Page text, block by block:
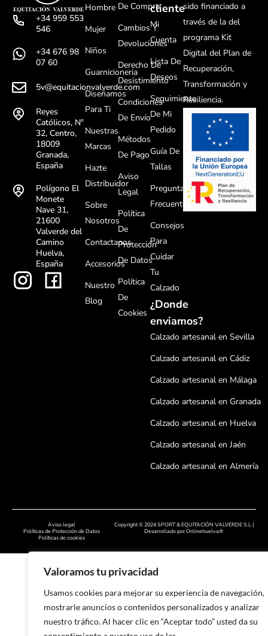
Valoramos tu privacidad
Usamos cookies para mejorar su experiencia de navegación,
mostrarle anuncios o contenidos personalizados y analizar
nuestro tráfico. Al hacer clic en “Aceptar todo” usted da su
+34 959 553
546
+34 676 98
07 60
5v@equitacionvalverde.com
Reyes
Católicos, Nº
32, Centro,
18009
Granada,
España
Polígono El
Monete
Nave 31,
21600
Valverde del
Camino
Huelva,
España
Hombre
Mujer
Niños
Guarnicioneria
Diseñamos
Para Ti
Nuestras
Marcas
Hazte
Distribuidor
Sobre
Nosotros
Contactanos
Accesorios
Nuestro
Blog
De Compra
Cambios Y
Devoluciones
Derecho De
Desistimiento
Condiciones
De Envío
Métodos
De Pago
Aviso
Legal
Política
De
Protección
De Datos
Política
De
Cookies
cliente
Mi
Cuenta
Lista De
Deseos
Seguimiento
De Mi
Pedido
Guía De
Tallas
Preguntas
Frecuentes
Consejos
Para
Cuidar
Tu
Calzado
¿Donde
enviamos?
Calzado artesanal en Sevilla
Calzado artesanal en Cádiz
Calzado artesanal en Málaga
Calzado artesanal en Granada
Calzado artesanal en Huelva
Calzado artesanal en Jaén
Calzado artesanal en Almería
Calzado artesanal en Badajoz
Calzado artesanal en Cáceres
Calzado artesanal en
Calzado artesanal en León
Calzado artesanal en Zamora
Calzado artesanal en Asturias
sido financiado a
través de la del
programa Kit
Digital del Plan de
Recuperación,
Transformación y
Resiliencia.
Aviso legal
Políticas de Protección de Datos
Políticas de cookies
Copyright © 2024 SPORT & EQUITACIÓN VALVERDE S.L |
Desarrollado porOnlinehuelva®